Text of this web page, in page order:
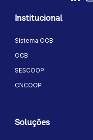
Institucional
Sistema OCB
OCB
SESCOOP
CNCOOP
Soluções